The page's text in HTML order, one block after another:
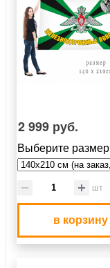
2 999 руб.
Выберите размер
шт
в корзину